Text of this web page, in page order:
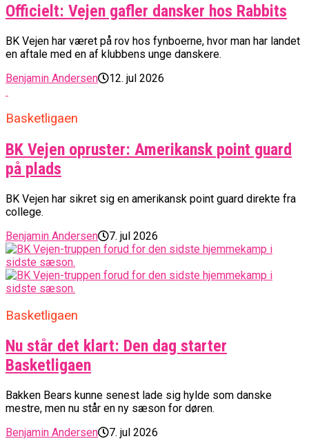
Officielt: Vejen gafler dansker hos Rabbits
BK Vejen har været på rov hos fynboerne, hvor man har landet
en aftale med en af klubbens unge danskere.
Benjamin Andersen
12. jul 2026
Basketligaen
BK Vejen opruster: Amerikansk point guard
på plads
BK Vejen har sikret sig en amerikansk point guard direkte fra
college.
Benjamin Andersen
7. jul 2026
Basketligaen
Nu står det klart: Den dag starter
Basketligaen
Bakken Bears kunne senest lade sig hylde som danske
mestre, men nu står en ny sæson for døren.
Benjamin Andersen
7. jul 2026